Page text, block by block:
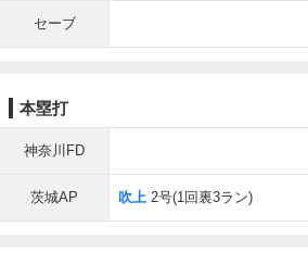
セーブ
本塁打
神奈川FD
茨城AP 吹上 2号(1回裏3ラン)